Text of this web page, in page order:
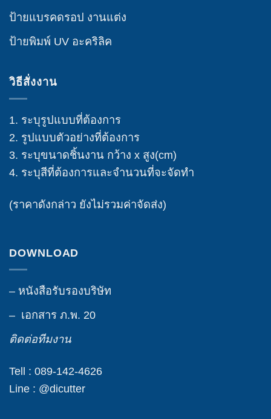
ป้ายแบรคดรอป งานแต่ง
ป้ายพิมพ์ UV อะคริลิค
วิธีสั่งงาน
1. ระบุรูปแบบที่ต้องการ
2. รูปแบบตัวอย่างที่ต้องการ
3. ระบุขนาดชิ้นงาน กว้าง x สูง(cm)
4. ระบุสีที่ต้องการและจำนวนที่จะจัดทำ
(ราคาดังกล่าว ยังไม่รวมค่าจัดส่ง)
DOWNLOAD
– หนังสือรับรองบริษัท
– เอกสาร ภ.พ. 20
ติดต่อทีมงาน
Tell : 089-142-4626
Line : @dicutter